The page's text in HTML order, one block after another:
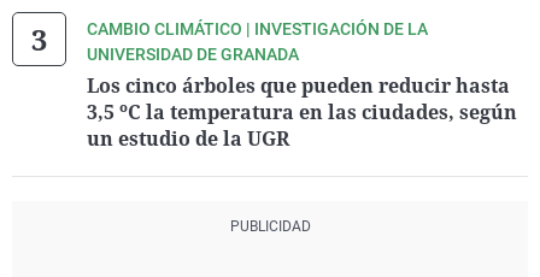
CAMBIO CLIMÁTICO | INVESTIGACIÓN DE LA
UNIVERSIDAD DE GRANADA
Los cinco árboles que pueden reducir hasta
3,5 ºC la temperatura en las ciudades, según
un estudio de la UGR